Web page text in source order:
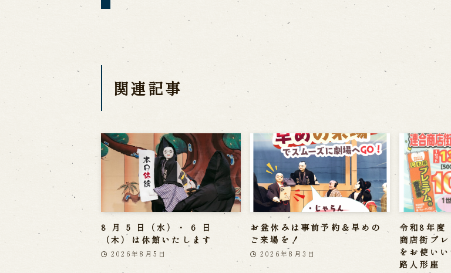
関連記事
8 月 5 日（水）・ 6 日
（木）は休館いたします
2026年8月5日
お盆休みは事前予約＆早めの
ご来場を！
2026年8月3日
令和8年度
商店街プレ
をお使い
路人形座